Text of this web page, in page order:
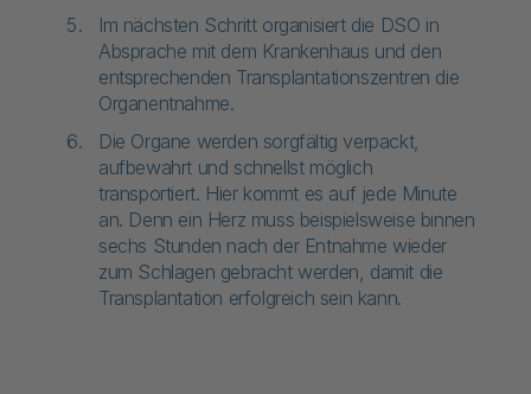
Im nächsten Schritt organisiert die DSO in
Absprache mit dem Krankenhaus und den
entsprechenden Transplantationszentren die
Organentnahme.
Die Organe werden sorgfältig verpackt,
aufbewahrt und schnellst möglich
transportiert. Hier kommt es auf jede Minute
an. Denn ein Herz muss beispielsweise binnen
sechs Stunden nach der Entnahme wieder
zum Schlagen gebracht werden, damit die
Transplantation erfolgreich sein kann.